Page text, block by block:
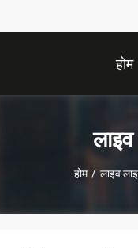
होम
होम / लाइव